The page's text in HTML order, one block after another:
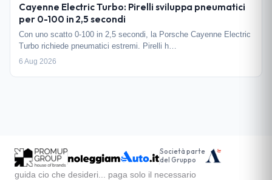
Cayenne Electric Turbo: Pirelli sviluppa pneumatici
per 0-100 in 2,5 secondi
Con uno scatto 0-100 in 2,5 secondi, la Porsche Cayenne Electric
Turbo richiede pneumatici estremi. Pirelli h…
6 Aug 2026
Società parte
del Gruppo
guida cio che desideri... paga solo il necessario